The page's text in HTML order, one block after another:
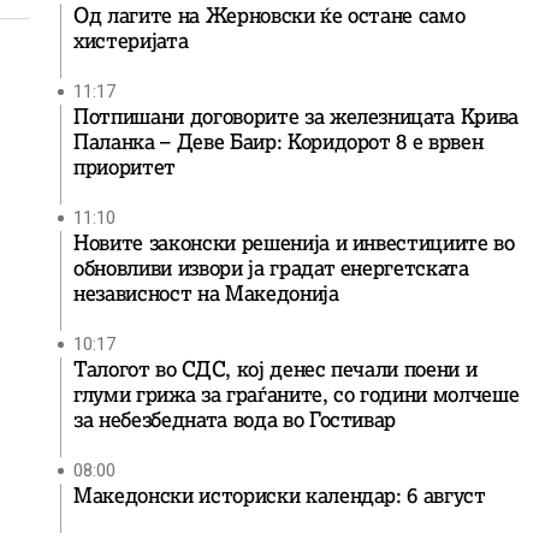
Од лагите на Жерновски ќе остане само
хистеријата
11:17
Потпишани договорите за железницата Крива
Паланка – Деве Баир: Коридорот 8 е врвен
приоритет
11:10
Новите законски решенија и инвестициите во
обновливи извори ја градат енергетската
независност на Македонија
10:17
Талогот во СДС, кој денес печали поени и
глуми грижа за граѓаните, со години молчеше
за небезбедната вода во Гостивар
08:00
Македонски историски календар: 6 август